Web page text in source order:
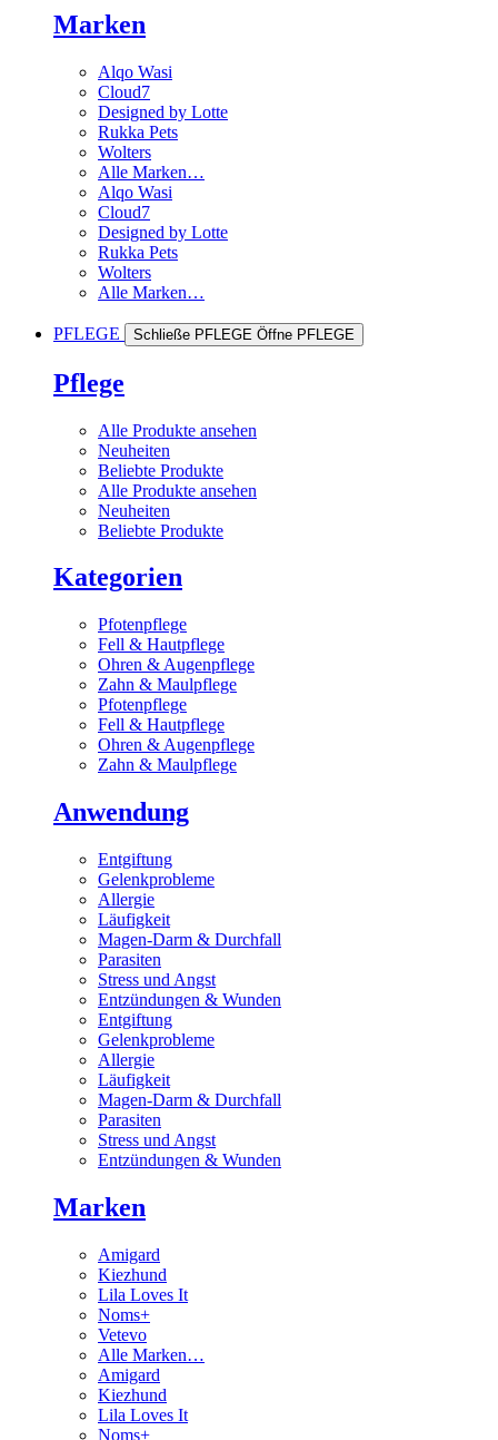
Marken
Alqo Wasi
Cloud7
Designed by Lotte
Rukka Pets
Wolters
Alle Marken…
Alqo Wasi
Cloud7
Designed by Lotte
Rukka Pets
Wolters
Alle Marken…
PFLEGE Schließe PFLEGE Öffne PFLEGE
Pflege
Alle Produkte ansehen
Neuheiten
Beliebte Produkte
Alle Produkte ansehen
Neuheiten
Beliebte Produkte
Kategorien
Pfotenpflege
Fell & Hautpflege
Ohren & Augenpflege
Zahn & Maulpflege
Pfotenpflege
Fell & Hautpflege
Ohren & Augenpflege
Zahn & Maulpflege
Anwendung
Entgiftung
Gelenkprobleme
Allergie
Läufigkeit
Magen-Darm & Durchfall
Parasiten
Stress und Angst
Entzündungen & Wunden
Entgiftung
Gelenkprobleme
Allergie
Läufigkeit
Magen-Darm & Durchfall
Parasiten
Stress und Angst
Entzündungen & Wunden
Marken
Amigard
Kiezhund
Lila Loves It
Noms+
Vetevo
Alle Marken…
Amigard
Kiezhund
Lila Loves It
Noms+